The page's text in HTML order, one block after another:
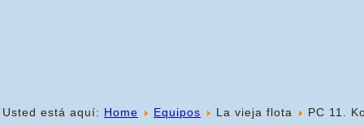
Usted está aquí: Home Equipos La vieja flota PC 11.